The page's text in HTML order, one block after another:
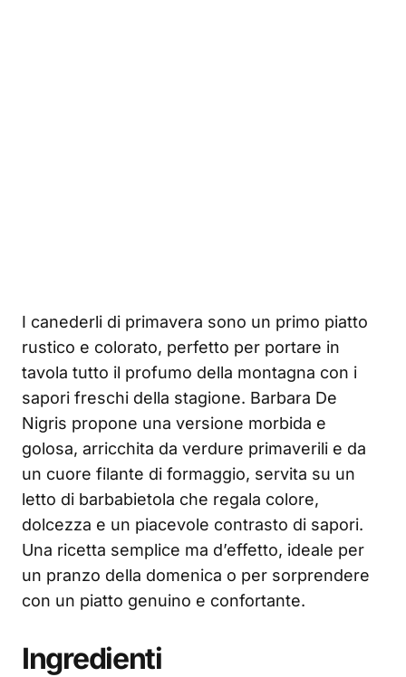
I canederli di primavera sono un primo piatto
rustico e colorato, perfetto per portare in
tavola tutto il profumo della montagna con i
sapori freschi della stagione. Barbara De
Nigris propone una versione morbida e
golosa, arricchita da verdure primaverili e da
un cuore filante di formaggio, servita su un
letto di barbabietola che regala colore,
dolcezza e un piacevole contrasto di sapori.
Una ricetta semplice ma d’effetto, ideale per
un pranzo della domenica o per sorprendere
con un piatto genuino e confortante.
Ingredienti